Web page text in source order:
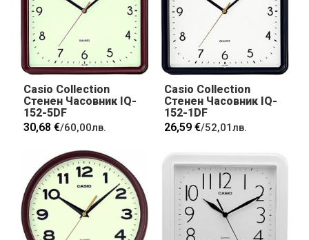
Casio Collection
Стенен Часовник IQ-
152-5DF
30,68 €/60,00лв.
Casio Collection
Стенен Часовник IQ-
152-1DF
26,59 €/52,01лв.